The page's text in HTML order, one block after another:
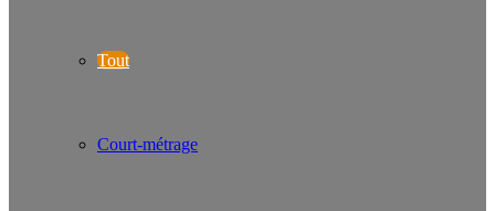
Tout
Court-métrage